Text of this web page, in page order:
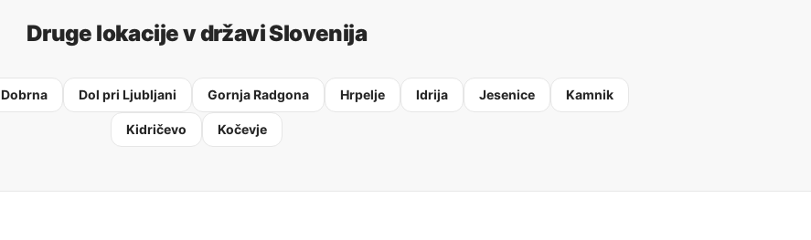
Druge lokacije v državi Slovenija
Dobrna Dol pri Ljubljani Gornja Radgona Hrpelje Idrija Jesenice Kamnik
Kidričevo Kočevje